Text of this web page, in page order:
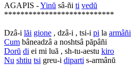
AGAPIS -Yinŭ sâ-ñi ti vedŭ
***************************
Dzâ-i lăi gione , dzâ-i , tsi-i pi la armâñi
Cum bâneadzâ a noshtsâ păpâñi
Dorŭ di ei mi luă , sh-tu-aestu kiro
Nu shtiu tsi greu-i diparti s-armânŭ